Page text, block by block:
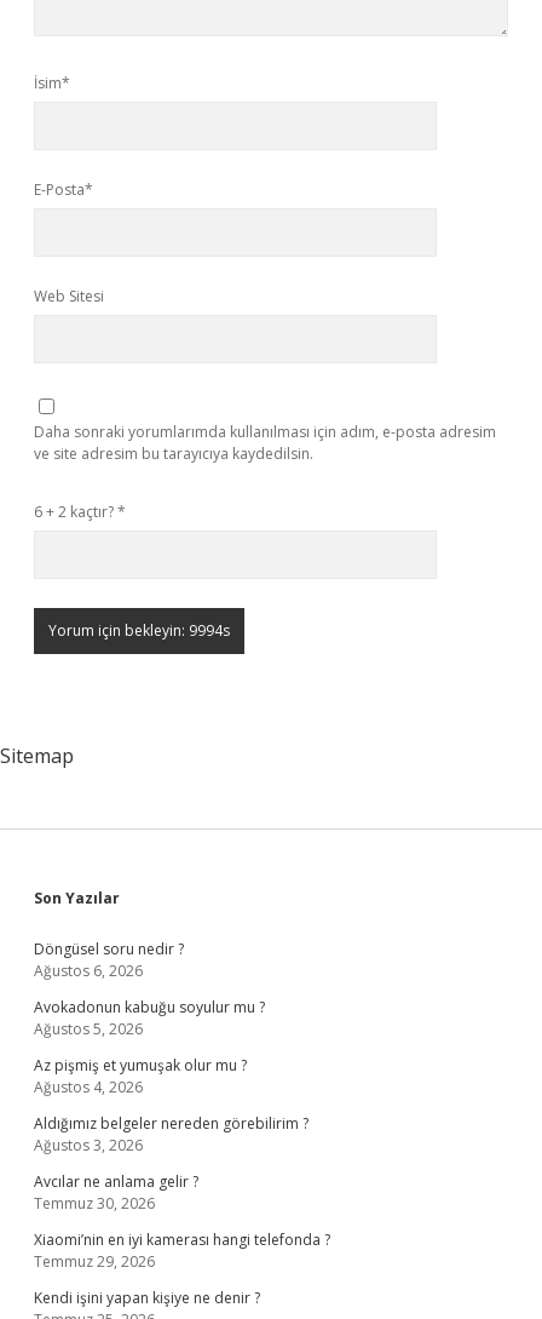
İsim*
E-Posta*
Web Sitesi
Daha sonraki yorumlarımda kullanılması için adım, e-posta adresim
ve site adresim bu tarayıcıya kaydedilsin.
6 + 2 kaçtır?*
Sitemap
Sidebar
Son Yazılar
Döngüsel soru nedir ?
Ağustos 6, 2026
Avokadonun kabuğu soyulur mu ?
Ağustos 5, 2026
Az pişmiş et yumuşak olur mu ?
Ağustos 4, 2026
Aldığımız belgeler nereden görebilirim ?
Ağustos 3, 2026
Avcılar ne anlama gelir ?
Temmuz 30, 2026
Xiaomi’nin en iyi kamerası hangi telefonda ?
Temmuz 29, 2026
Kendi işini yapan kişiye ne denir ?